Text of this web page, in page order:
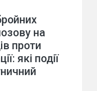
на
проти
які події